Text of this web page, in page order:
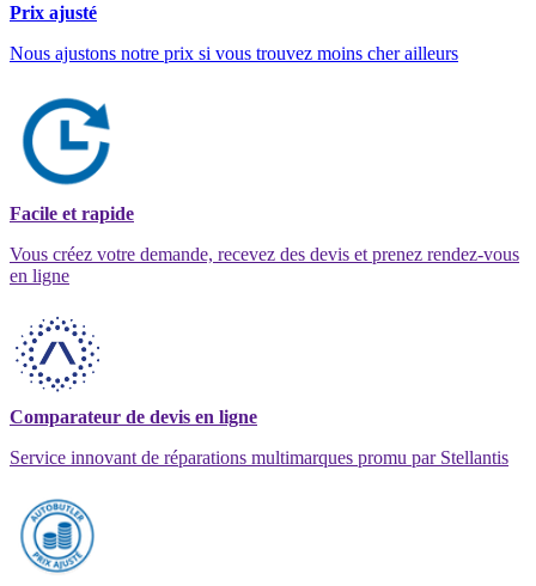
Prix ajusté
Nous ajustons notre prix si vous trouvez moins cher ailleurs
Facile et rapide
Vous créez votre demande, recevez des devis et prenez rendez-vous
en ligne
Comparateur de devis en ligne
Service innovant de réparations multimarques promu par Stellantis